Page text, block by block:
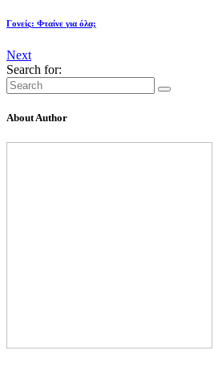
Γονείς: Φταίνε για όλα;
Next
Search for:
About Author